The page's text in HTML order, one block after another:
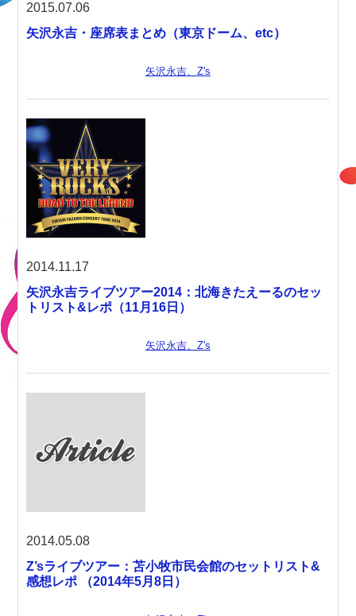
2015.07.06
矢沢永吉・座席表まとめ（東京ドーム、etc）
矢沢永吉、Z's
2014.11.17
矢沢永吉ライブツアー2014：北海きたえーるのセッ
トリスト&レポ（11月16日）
矢沢永吉、Z's
2014.05.08
Z’sライブツアー：苫小牧市民会館のセットリスト&
感想レポ （2014年5月8日）